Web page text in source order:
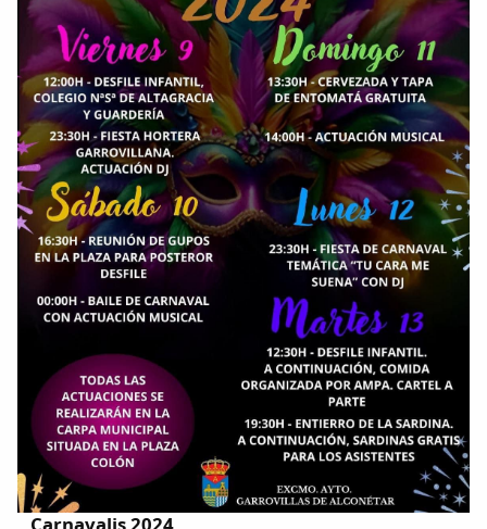
Comparte
Compartir en Facebook
Compartir en Twitter
Copiar enlace